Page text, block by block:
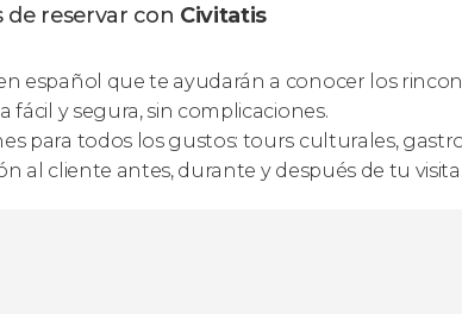
de reservar con Civitatis
español que te ayudarán a conocer los
fácil y segura, sin complicaciones.
para todos los gustos: tours culturales,
al cliente antes, durante y después de tu visita.